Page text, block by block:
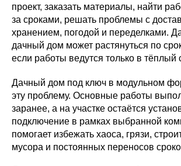
проект, заказать материалы, найти
за сроками, решать проблемы с
хранением, погодой и переделками.
дачный дом может растянуться по
если работы ведутся только в тёплый
Дачный дом под ключ в модульном
эту проблему. Основные работы
заранее, а на участке остаётся
подключение в рамках выбранной
помогает избежать хаоса, грязи,
мусора и постоянных переносов